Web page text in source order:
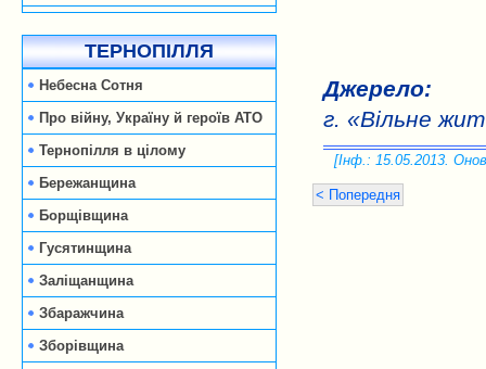
ТЕРНОПІЛЛЯ
Небесна Сотня
Про війну, Україну й героїв АТО
Тернопілля в цілому
Бережанщина
Борщівщина
Гусятинщина
Заліщанщина
Збаражчина
Зборівщина
Джерело:
г. «Вільне
[Інф.: 15.05.2013.
< Попередня